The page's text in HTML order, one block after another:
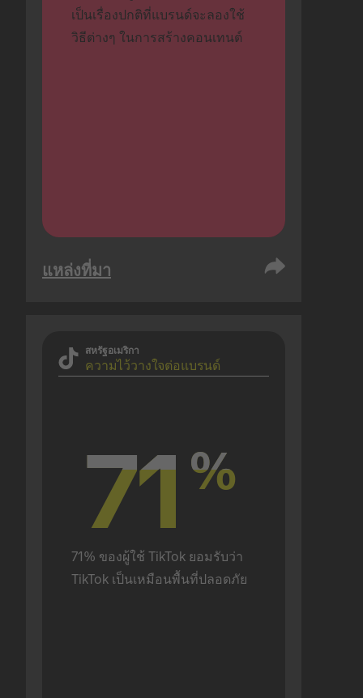
เป็นเรื่องปกติที่แบรนด์จะลองใช้
วิธีต่างๆ ในการสร้างคอนเทนต์
แหล่งที่มา
สหรัฐอเมริกา
ความไว้วางใจต่อแบรนด์
71 %
71 %
71% ของผู้ใช้ TikTok ยอมรับว่า
TikTok เป็นเหมือนพื้นที่ปลอดภัย